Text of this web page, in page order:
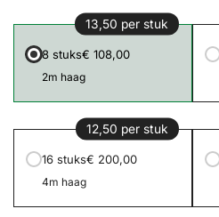
13,50 per stuk
8 stuks€ 108,00
2m haag
12,50 per stuk
16 stuks€ 200,00
4m haag